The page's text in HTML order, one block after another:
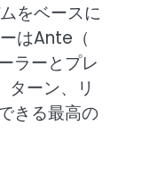
をベースに
はAnte（
ラーとプレ
ーン、リ
きる最高の